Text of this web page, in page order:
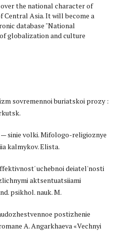
the national character of
Asia. It will become a
database "National
globalization and culture
sovremennoi buriatskoi prozy :
— sinie volki. Mifologo-religioznye
kalmykov. Elista.
uchebnoi deiatel'nosti
aktsentuatsiiami
psikhol. nauk. M.
postizhenie
A. Angarkhaeva «Vechnyi